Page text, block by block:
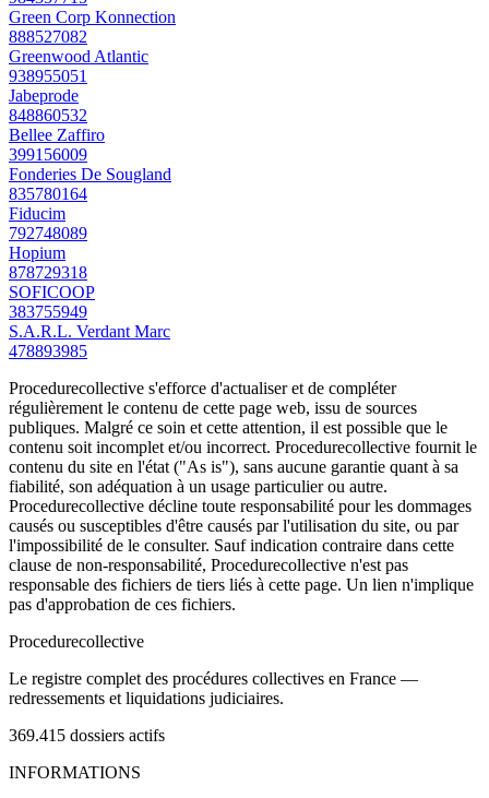
Green Corp Konnection
888527082
Greenwood Atlantic
938955051
Jabeprode
848860532
Bellee Zaffiro
399156009
Fonderies De Sougland
835780164
Fiducim
792748089
Hopium
878729318
SOFICOOP
383755949
S.A.R.L. Verdant Marc
478893985
Procedurecollective s'efforce d'actualiser et de compléter
régulièrement le contenu de cette page web, issu de sources
publiques. Malgré ce soin et cette attention, il est possible que le
contenu soit incomplet et/ou incorrect. Procedurecollective fournit le
contenu du site en l'état ("As is"), sans aucune garantie quant à sa
fiabilité, son adéquation à un usage particulier ou autre.
Procedurecollective décline toute responsabilité pour les dommages
causés ou susceptibles d'être causés par l'utilisation du site, ou par
l'impossibilité de le consulter. Sauf indication contraire dans cette
clause de non-responsabilité, Procedurecollective n'est pas
responsable des fichiers de tiers liés à cette page. Un lien n'implique
pas d'approbation de ces fichiers.
Procedurecollective
Le registre complet des procédures collectives en France —
redressements et liquidations judiciaires.
369.415 dossiers actifs
INFORMATIONS